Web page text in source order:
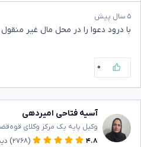
۵ سال پیش
با درود دعوا را در محل مال غیر
۰
آسیه فتاحی امیردهی
وکیل پایه یک مرکز وکلای
۴.۸
(۲۷۶۸)